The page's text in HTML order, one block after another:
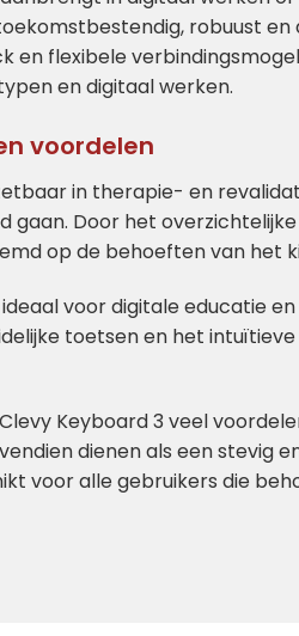
robuust
flexibele
en digitaal werken.
voordelen
in therapie- en
gaan. Door het
op de behoeften van het
voor digitale educatie
toetsen en het
Keyboard 3 veel
dienen als een stevig
voor alle gebruikers die